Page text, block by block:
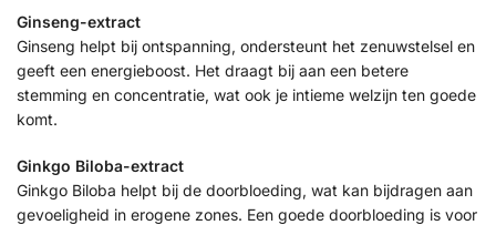
Ginseng-extract
Ginseng helpt bij ontspanning, ondersteunt het zenuwstelsel en
geeft een energieboost. Het draagt bij aan een betere
stemming en concentratie, wat ook je intieme welzijn ten goede
komt.
Ginkgo Biloba-extract
Ginkgo Biloba helpt bij de doorbloeding, wat kan bijdragen aan
gevoeligheid in erogene zones. Een goede doorbloeding is voor